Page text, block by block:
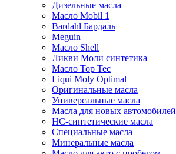
Дизельные масла
Масло Mobil 1
Bardahl Бардаль
Meguin
Масло Shell
Ликви Моли синтетика
Масло Top Tec
Liqui Moly Optimal
Оригинальные масла
Универсальные масла
Масла для новых автомобилей
HC-синтетические масла
Специальные масла
Минеральные масла